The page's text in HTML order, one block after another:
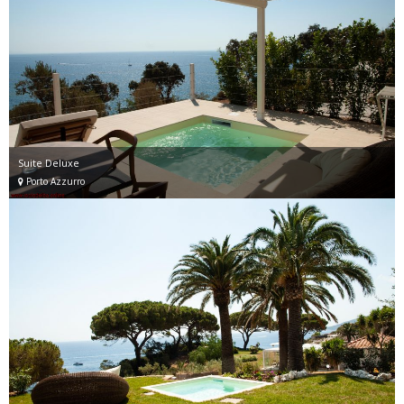
Suite Deluxe
Porto Azzurro